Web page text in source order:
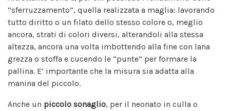
“sferruzzamento”, quella realizzata a maglia: lavorando
tutto diritto o un filato dello stesso colore o, meglio
ancora, strati di colori diversi, alterandoli alla stessa
altezza, ancora una volta imbottendo alla fine con lana
grezza o stoffa e cucendo le “punte” per formare la
pallina. E’ importante che la misura sia adatta alla
manina del piccolo.
Anche un piccolo sonaglio, per il neonato in culla o